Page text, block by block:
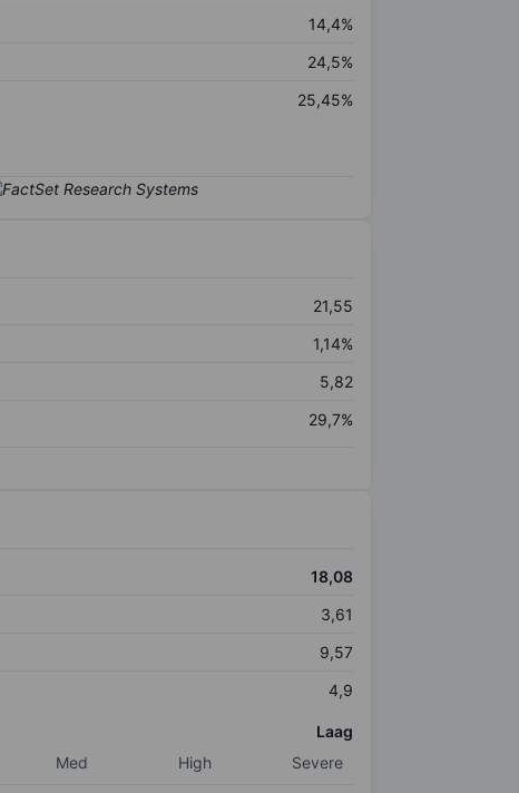
14,4%
24,5%
25,45%
21,55
1,14%
5,82
29,7%
18,08
3,61
9,57
4,9
Laag
Med High Severe